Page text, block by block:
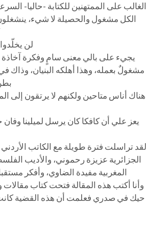
الغالب على الممتهنين للكتابة -حاليا-
الكل مشغول والحصيلة لا شيء،
لن
يجيء على بالي معنى سامٍ وفكرة آخاذة
مشغولٌ بعمله، وهذا أهلكه البنيان، وذاك
هناك أناس متاحين ولكنهم لا يرتقون إلى
يعز علي أن كافكا كان يرسل لميلينا
الجزائرية عزيزة رحموني، والأديب
المغربية مفيدة الضاوي، وأفكر
وأنا أكتب هذه المقالة فتحت كتاب
حيك في صدري فعلمت أن هذه القضية كانت